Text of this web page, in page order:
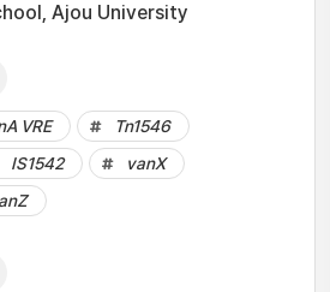
Ajou University
VRE
Tn1546
IS1542
vanX